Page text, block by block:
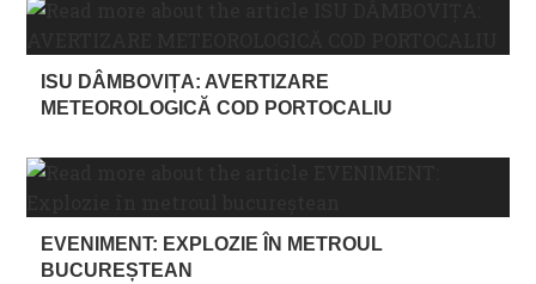
ISU DÂMBOVIȚA: AVERTIZARE
METEOROLOGICĂ COD PORTOCALIU
EVENIMENT: EXPLOZIE ÎN METROUL
BUCUREȘTEAN